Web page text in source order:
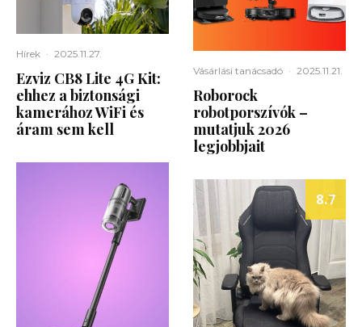
Hírek · 2025.11.27.
Ezviz CB8 Lite 4G Kit:
ehhez a biztonsági
kamerához WiFi és
áram sem kell
Vásárlási tanácsadó · 2025.11.21.
Roborock
robotporszívók –
mutatjuk 2026
legjobbjait
8.7